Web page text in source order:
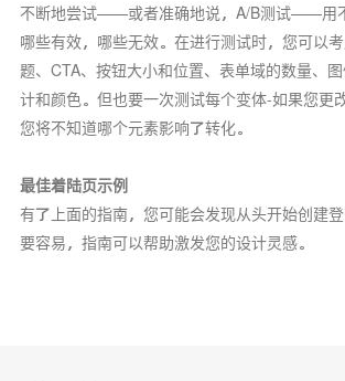
不断地尝试——或者准确地说，A/B测试——用
哪些有效，哪些无效。在进行测试时，您可以
题、CTA、按钮大小和位置、表单域的数量、
计和颜色。但也要一次测试每个变体-如果您更
您将不知道哪个元素影响了转化。
最佳着陆页示例
有了上面的指南，您可能会发现从头开始创建
要容易，指南可以帮助激发您的设计灵感。